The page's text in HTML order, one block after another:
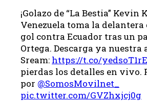
¡Golazo de “La Bestia” Kevin
Venezuela toma la
gol contra Ecuador tras un
Ortega. Descarga ya nuestra
Sream: https://t.co/
pierdas los detalles en vivo.
por @SomosMovilnet_
pic.twitter.com/GVZhxjcj0g